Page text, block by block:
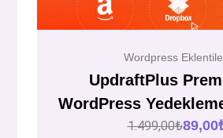
Wordpress
UpdraftPlus
WordPress
1.499,00₺89,00